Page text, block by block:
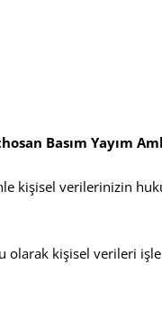
Basım Yayım
kişisel verilerinizin
kişisel verileri